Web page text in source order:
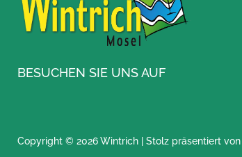
BESUCHEN SIE UNS AUF
Copyright © 2026 Wintrich | Stolz präsentiert von